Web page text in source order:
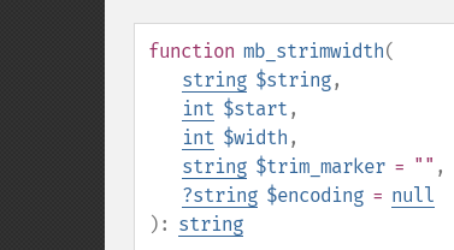
function mb_strimwidth(
string $string,
int $start ,
int $width ,
string $trim_marker = "" ,
?string $encoding = null
): string